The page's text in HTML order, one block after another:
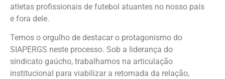
atletas profissionais de futebol atuantes no nosso país
e fora dele.
Temos o orgulho de destacar o protagonismo do
SIAPERGS neste processo. Sob a liderança do
sindicato gaúcho, trabalhamos na articulação
institucional para viabilizar a retomada da relação,